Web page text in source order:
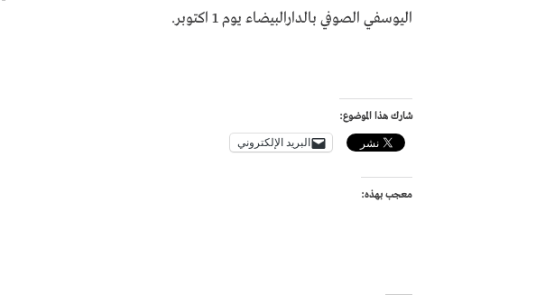
اليوسفي الصوفي بالدارالبيضاء يوم 1 اكتوبر.
شارك هذا الموضوع:
البريد الإلكتروني
معجب بهذه: